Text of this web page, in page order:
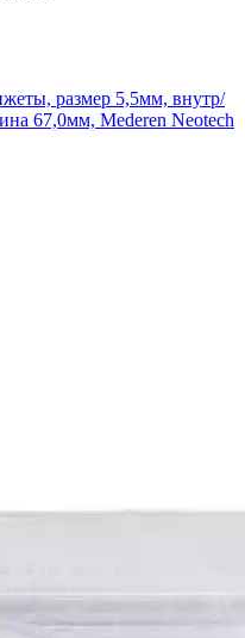
размер 5,5мм, внутр/
67,0мм, Mederen Neotech